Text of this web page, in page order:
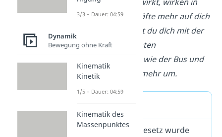
Summe keine Kräfte mehr auf dich
ein. Jetzt bewegst du dich mit der
gleichen konstanten
Geschwindigkeit wie der Bus und
fällst auch nicht mehr um.
Das Trägheitsgesetz wurde
3/3 – Dauer: 04:59
Dynamik
Bewegung ohne Kraft
Kinematik
Kinetik
1/5 – Dauer: 04:59
Kinematik des
Massenpunktes